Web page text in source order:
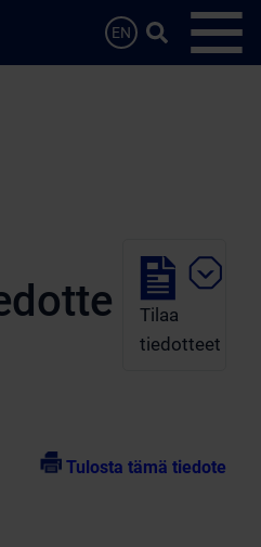
EN
Hae…
Avaa
Tilaa
tiedotteet
Tulosta tämä tiedote